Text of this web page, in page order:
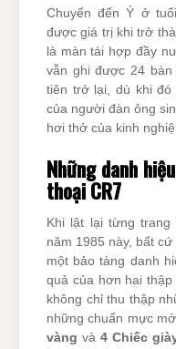
Chuyển đến Ý ở
được giá trị khi trở
là màn tái hợp đầy
vẫn ghi được 24 bàn
tiên trở lại, dù khi
của người đàn ông
hơi thở của kinh
Những danh
thoại CR7
Khi lật lại từng
năm 1985 này, bất
một bảo tàng danh
quả của hơn hai thập
không chỉ thu thập
những chuẩn mực
vàng và4 Chiếc